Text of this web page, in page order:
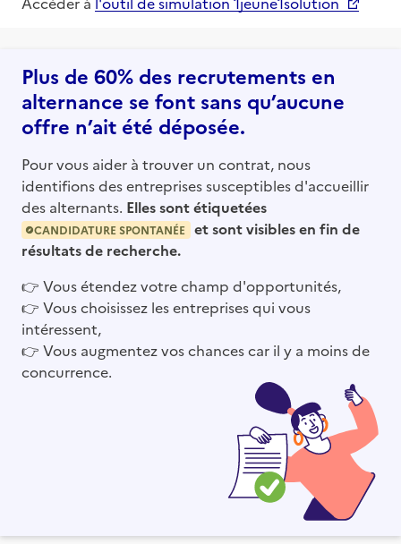
Plus de 60% des recrutements en
alternance se font sans qu’aucune
offre n’ait été déposée.
Pour vous aider à trouver un contrat, nous
identifions des entreprises susceptibles d'accueillir
des alternants. Elles sont étiquetées
CANDIDATURE SPONTANÉE
et sont visibles en fin de
résultats de recherche.
👉 Vous étendez votre champ d'opportunités,
👉 Vous choisissez les entreprises qui vous
intéressent,
👉 Vous augmentez vos chances car il y a moins de
concurrence.